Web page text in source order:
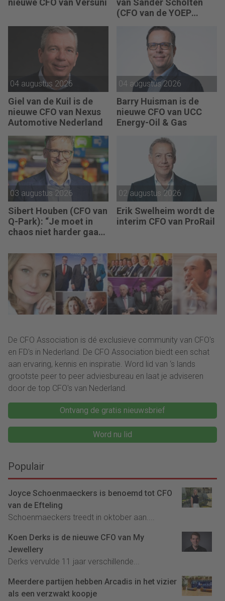
nieuwe CFO van Versuni
van Sander Scholten
(CFO van de YOEP
sturing werkt pas echt
als mensen begrijpen
waarom keuzes nodig
04 augustus 2026
Giel van de Kuil is de
nieuwe CFO van Nexus
Automotive Nederland
04 augustus 2026
Barry Huisman is de
nieuwe CFO van UCC
Energy-Oil & Gas
03 augustus 2026
Sibert Houben (CFO van
Q-Park): “Je moet in
chaos niet harder gaan
naar de fundamenten.”
02 augustus 2026
Erik Swelheim wordt de
interim CFO van ProRail
De CFO Association is dé exclusieve community van CFO's
en FD's in Nederland. De CFO Association biedt een schat
aan ervaring, kennis en inspiratie. Word lid van ‘s lands
grootste peer to peer adviesbureau en laat je adviseren
door de top CFO's van Nederland.
Ontvang de gratis nieuwsbrief
Word nu lid
Populair
Joyce Schoenmaeckers is benoemd tot CFO
van de Efteling
Schoenmaeckers treedt in oktober aan....
Koen Derks is de nieuwe CFO van My
Jewellery
Derks vervulde 11 jaar verschillende...
Meerdere partijen hebben Arcadis in het vizier
als een verzwakt koopje